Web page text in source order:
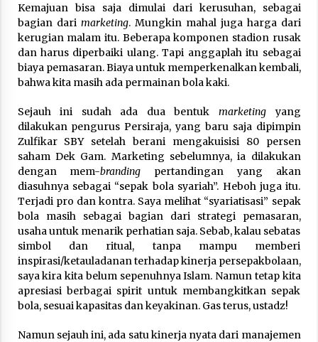
Eksistensi Iran dalam Tiga Ayat: Memahami
Aliansi Yahudi dan Kristen dalam Dinamika
Nubuwwat
5 months ago
Kemajuan bisa saja dimulai dari kerusuhan, sebagai
bagian dari marketing. Mungkin mahal juga harga dari
kerugian malam itu. Beberapa komponen stadion rusak
dan harus diperbaiki ulang. Tapi anggaplah itu sebagai
biaya pemasaran. Biaya untuk memperkenalkan kembali,
bahwa kita masih ada permainan bola kaki.
Sejauh ini sudah ada dua bentuk marketingyang
dilakukan pengurus Persiraja, yang baru saja dipimpin
Zulfikar SBY setelah berani mengakuisisi 80 persen
saham Dek Gam. Marketing sebelumnya, ia dilakukan
dengan mem-branding pertandingan yang akan
diasuhnya sebagai “sepak bola syariah”. Heboh juga itu.
Terjadi pro dan kontra. Saya melihat “syariatisasi” sepak
bola masih sebagai bagian dari strategi pemasaran,
usaha untuk menarik perhatian saja. Sebab, kalau sebatas
simbol dan ritual, tanpa mampu memberi
inspirasi/ketauladanan terhadap kinerja persepakbolaan,
saya kira kita belum sepenuhnya Islam. Namun tetap kita
apresiasi berbagai spirit untuk membangkitkan sepak
bola, sesuai kapasitas dan keyakinan. Gas terus, ustadz!
Namun sejauh ini, ada satu kinerja nyata dari manajemen